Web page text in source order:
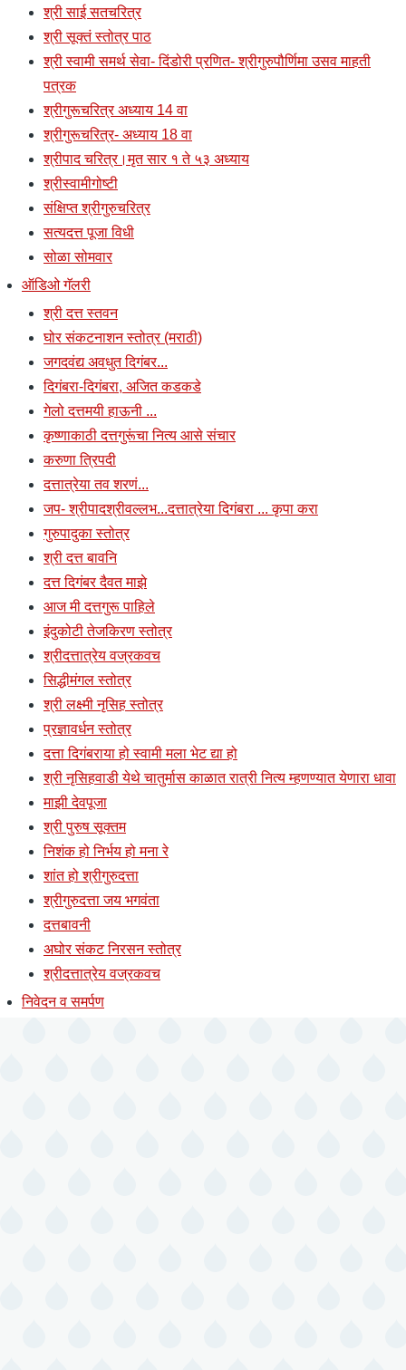
श्री साई सतचरित्र
श्री सूक्तं स्तोत्र पाठ
श्री स्वामी समर्थ सेवा- दिंडोरी प्रणित- श्रीगुरुपौर्णिमा उसव माहती
पत्रक
श्रीगुरूचरित्र अध्याय 14 वा
श्रीगुरूचरित्र- अध्याय 18 वा
श्रीपाद चरित्र।मृत सार १ ते ५३ अध्याय
श्रीस्वामीगोष्टी
संक्षिप्त श्रीगुरुचरित्र
सत्यदत्त पूजा विधी
सोळा सोमवार
ऑडिओ गॅलरी
श्री दत्त स्तवन
घोर संकटनाशन स्तोत्र (मराठी)
जगदवंद्य अवधुत दिगंबर...
दिगंबरा-दिगंबरा, अजित कडकडे
गेलो दत्तमयी हाऊनी ...
कृष्णाकाठी दत्तगुरूंचा नित्य आसे संचार
करुणा त्रिपदी
दत्तात्रेया तव शरणं...
जप- श्रीपादश्रीवल्लभ...दत्तात्रेया दिगंबरा ... कृपा करा
गुरुपादुका स्तोत्र
श्री दत्त बावनि
दत्त दिगंबर दैवत माझे
आज मी दत्तगुरू पाहिले
इंदुकोटी तेजकिरण स्तोत्र
श्रीदत्तात्रेय वज्रकवच
सिद्धीमंगल स्तोत्र
श्री लक्ष्मी नृसिह स्तोत्र
प्रज्ञावर्धन स्तोत्र
दत्ता दिगंबराया हो स्वामी मला भेट द्या हो
श्री नृसिहवाडी येथे चातुर्मास काळात रात्री नित्य म्हणण्यात येणारा धावा
माझी देवपूजा
श्री पुरुष सूक्तम
निशंक हो निर्भय हो मना रे
शांत हो श्रीगुरुदत्ता
श्रीगुरुदत्ता जय भगवंता
दत्तबावनी
अघोर संकट निरसन स्तोत्र
श्रीदत्तात्रेय वज्रकवच
निवेदन व समर्पण